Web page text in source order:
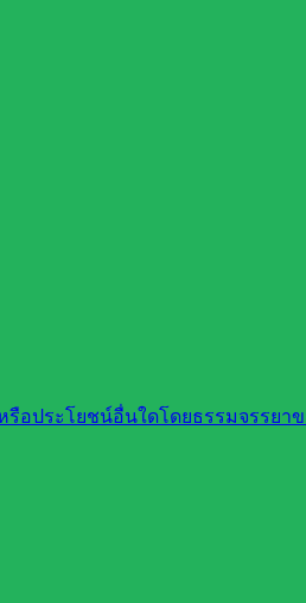
อประโยชน์อื่นใดโดยธรรมจรรยาข